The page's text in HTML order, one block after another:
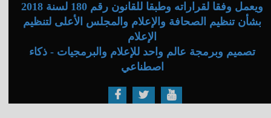
ويعمل وفقا لقراراته وطبقا للقانون رقم 180 لسنة 2018
بشأن تنظيم الصحافة والإعلام والمجلس الأعلى لتنظيم
الإعلام
تصميم وبرمجة عالم واحد للإعلام والبرمجيات - ذكاء
اصطناعي